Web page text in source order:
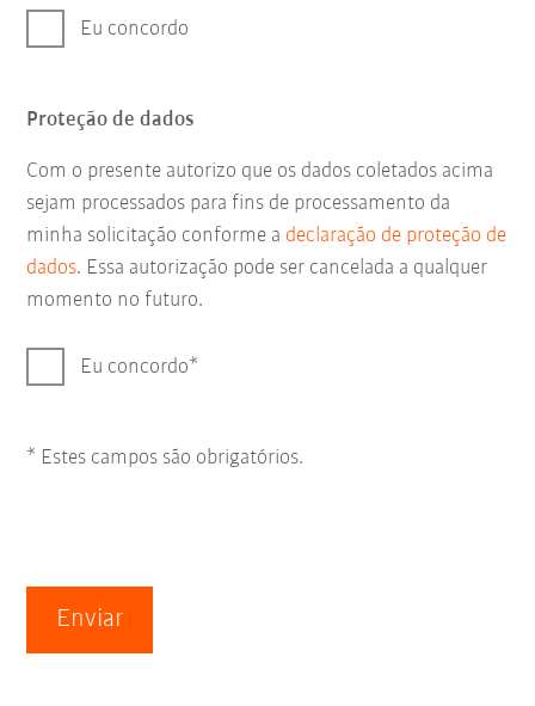
Eu concordo
Proteção de dados
Com o presente autorizo que os dados coletados acima
sejam processados para fins de processamento da
minha solicitação conforme a declaração de proteção de
dados. Essa autorização pode ser cancelada a qualquer
momento no futuro.
Eu concordo
* Estes campos são obrigatórios.
Enviar